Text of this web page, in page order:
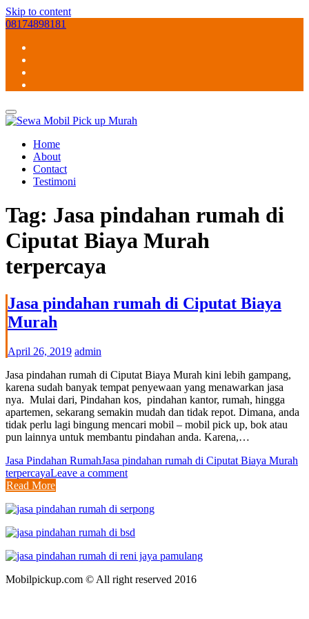
Skip to content
08174898181
Home
About
Contact
Testimoni
Tag: Jasa pindahan rumah di
Ciputat Biaya Murah
terpercaya
Jasa pindahan rumah di Ciputat Biaya
Murah
April 26, 2019 admin
Jasa pindahan rumah di Ciputat Biaya Murah kini lebih gampang,
karena sudah banyak tempat penyewaan yang menawarkan jasa
nya. Mulai dari, Pindahan kos, pindahan kantor, rumah, hingga
apartemen, sekarang semakin mudah dan tidak repot. Dimana, anda
tidak perlu lagi bingung mencari mobil – mobil pick up, bok atau
pun lainnya untuk membantu pindahan anda. Karena,…
Jasa Pindahan RumahJasa pindahan rumah di Ciputat Biaya Murah
terpercayaLeave a comment
Read More
Mobilpickup.com © All right reserved 2016